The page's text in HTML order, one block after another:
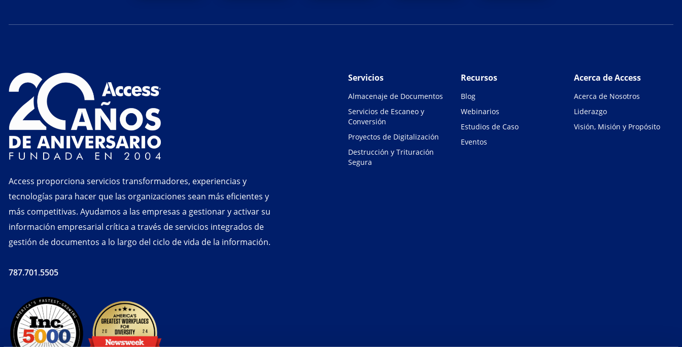
Access proporciona servicios transformadores, experiencias y
tecnologías para hacer que las organizaciones sean más eficientes y
más competitivas. Ayudamos a las empresas a gestionar y activar su
información empresarial crítica a través de servicios integrados de
gestión de documentos a lo largo del ciclo de vida de la información.
787.701.5505
Servicios
Almacenaje de Documentos
Servicios de Escaneo y
Conversión
Proyectos de Digitalización
Destrucción y Trituración
Segura
Recursos
Blog
Webinarios
Estudios de Caso
Eventos
Acerca de Access
Acerca de Nosotros
Liderazgo
Visión, Misión y Propósito